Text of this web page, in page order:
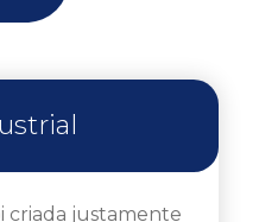
criada justamente